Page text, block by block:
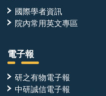
國際學者資訊
院內常用英文專區
電子報
研之有物電子報
中研誠信電子報